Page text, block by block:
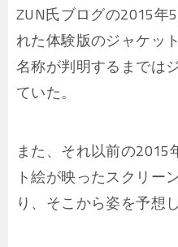
ZUN氏ブログの2015年
れた体験版のジャケッ
名称が判明するまでは
ていた。
また、それ以前の
ト絵が映ったスクリー
り、そこから姿を予想